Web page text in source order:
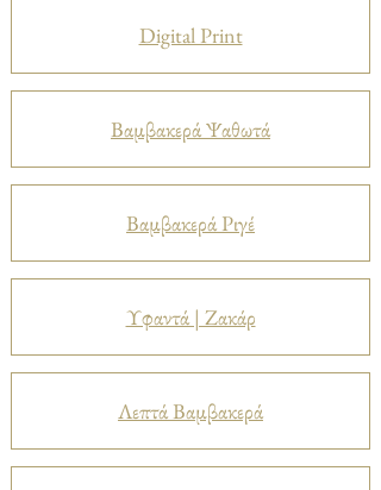
Digital Print
Βαμβακερά Ψαθωτά
Βαμβακερά Ριγέ
Υφαντά | Ζακάρ
Λεπτά Βαμβακερά